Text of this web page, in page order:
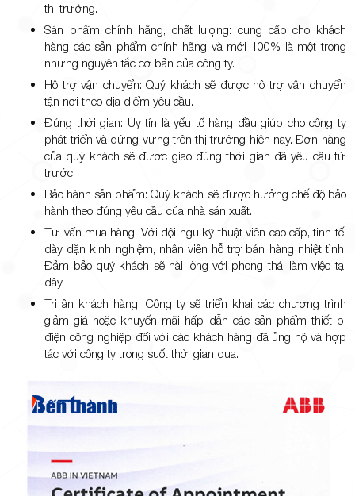
thị trường.
Sản phẩm chính hãng, chất lượng: cung cấp cho khách
hàng các sản phẩm chính hãng và mới 100% là một trong
những nguyên tắc cơ bản của công ty.
Hỗ trợ vận chuyển: Quý khách sẽ được hỗ trợ vận chuyển
tận nơi theo địa điểm yêu cầu.
Đúng thời gian: Uy tín là yếu tố hàng đầu giúp cho công ty
phát triển và đứng vững trên thị trường hiện nay. Đơn hàng
của quý khách sẽ được giao đúng thời gian đã yêu cầu từ
trước.
Bảo hành sản phẩm: Quý khách sẽ được hưởng chế độ bảo
hành theo đúng yêu cầu của nhà sản xuất.
Tư vấn mua hàng: Với đội ngũ kỹ thuật viên cao cấp, tinh tế,
dày dặn kinh nghiệm, nhân viên hỗ trợ bán hàng nhiệt tình.
Đảm bảo quý khách sẽ hài lòng với phong thái làm việc tại
đây.
Tri ân khách hàng: Công ty sẽ triển khai các chương trình
giảm giá hoặc khuyến mãi hấp dẫn các sản phẩm thiết bị
điện công nghiệp đối với các khách hàng đã ủng hộ và hợp
tác với công ty trong suốt thời gian qua.